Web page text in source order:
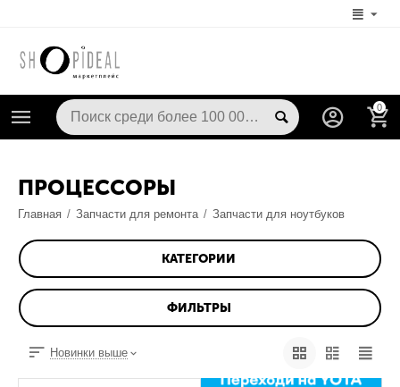
0
ПРОЦЕССОРЫ
Главная / Запчасти для ремонта / Запчасти для ноутбуков
КАТЕГОРИИ
ФИЛЬТРЫ
Новинки выше